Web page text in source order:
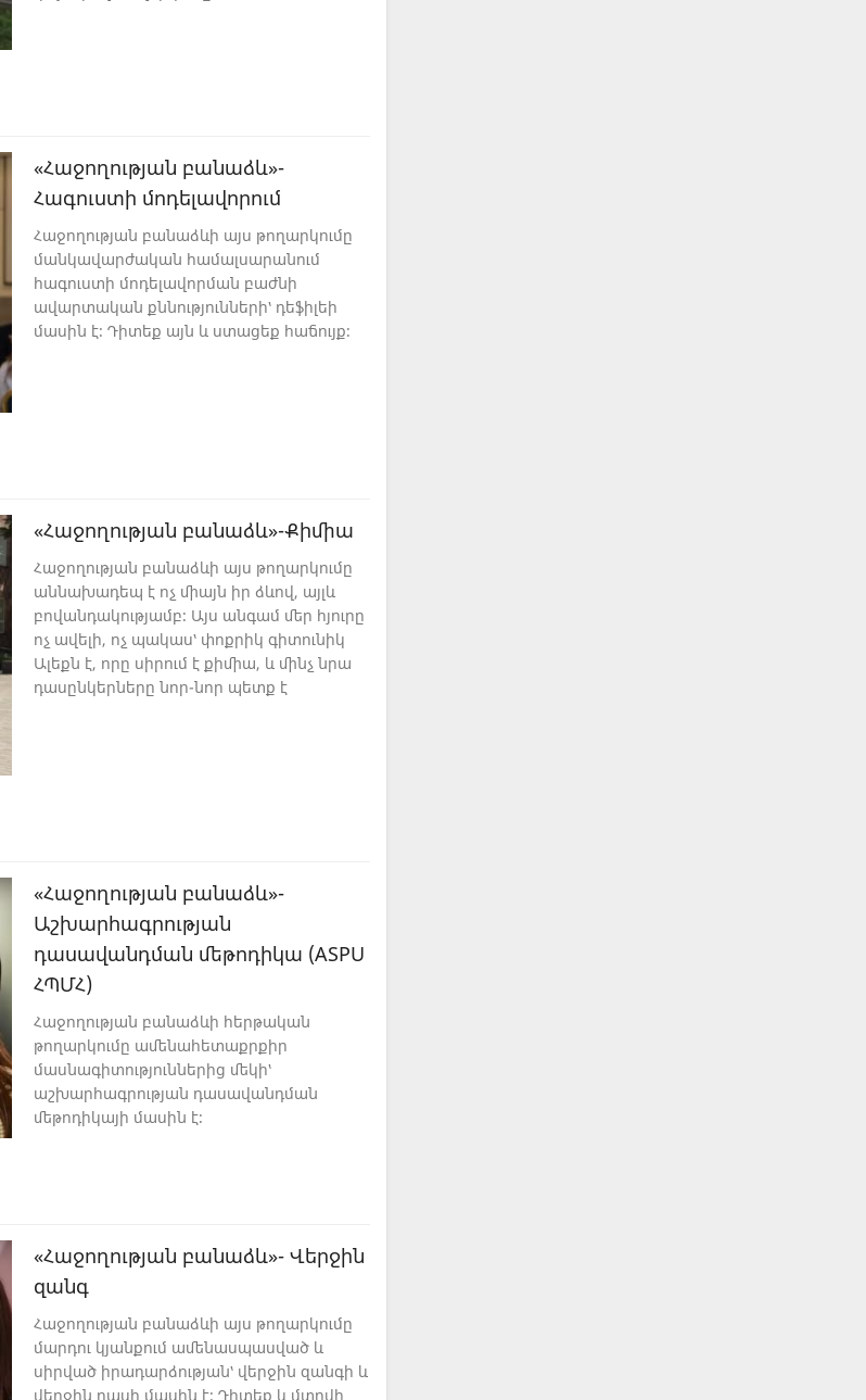
«Հաջողության բանաձև»-
Հագուստի մոդելավորում
Հաջողության բանաձևի այս թողարկումը
մանկավարժական համալսարանում
հագուստի մոդելավորման բաժնի
ավարտական քննությունների՝ դեֆիլեի
մասին է։ Դիտեք այն և ստացեք հաճույք։
«Հաջողության բանաձև»-Քիմիա
Հաջողության բանաձևի այս թողարկումը
աննախադեպ է ոչ միայն իր ձևով, այլև
բովանդակությամբ։ Այս անգամ մեր հյուրը
ոչ ավելի, ոչ պակաս՝ փոքրիկ գիտունիկ
Ալեքն է, որը սիրում է քիմիա, և մինչ նրա
դասընկերները նոր-նոր պետք է
«Հաջողության բանաձև»-
Աշխարհագրության
դասավանդման մեթոդիկա (ASPU
ՀՊՄՀ)
Հաջողության բանաձևի հերթական
թողարկումը ամենահետաքրքիր
մասնագիտություններից մեկի՝
աշխարհագրության դասավանդման
մեթոդիկայի մասին է։
«Հաջողության բանաձև»- Վերջին
զանգ
Հաջողության բանաձևի այս թողարկումը
մարդու կյանքում ամենասպասված և
սիրված իրադարձության՝ վերջին զանգի և
վերջին դասի մասին է։ Դիտեք և մտովի